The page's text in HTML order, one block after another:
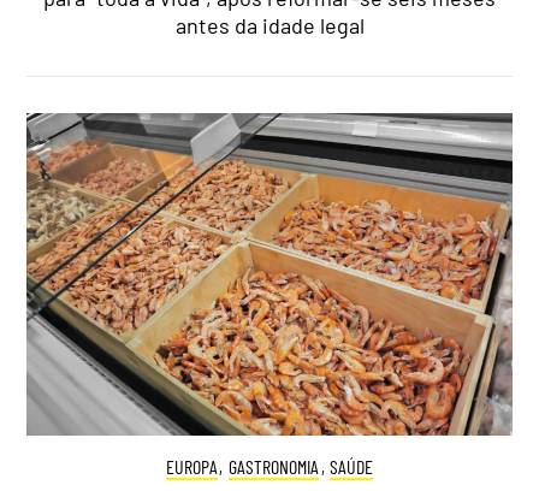
antes da idade legal
EUROPA, GASTRONOMIA , SAÚDE